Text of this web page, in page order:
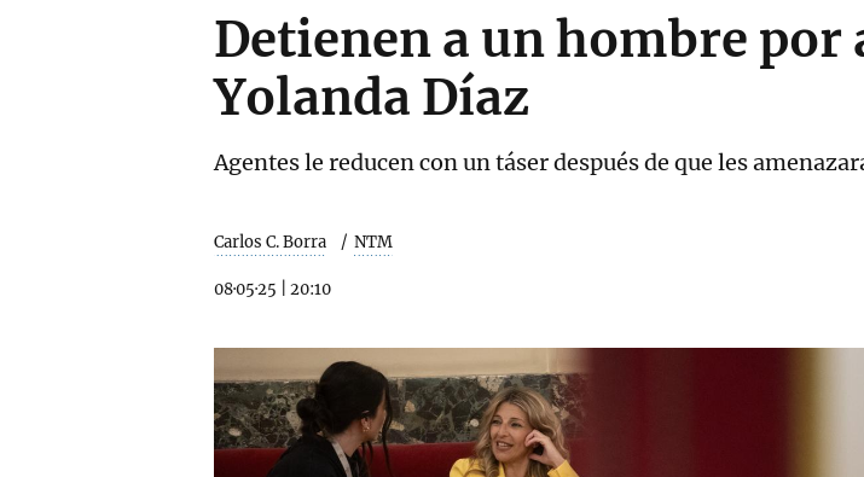
Detienen a un hombre por
Yolanda Díaz
Agentes le reducen con un táser después de que les
Carlos C. Borra NTM
08·05·25 20:10